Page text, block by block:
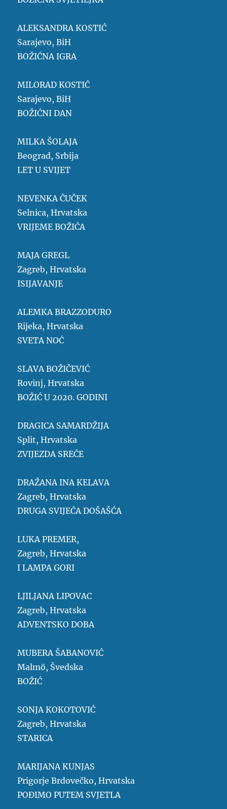
ALEKSANDRA KOSTIĆ
Sarajevo, BiH
BOŽIĆNA IGRA
MILORAD KOSTIĆ
Sarajevo, BiH
BOŽIĆNI DAN
MILKA ŠOLAJA
Beograd, Srbija
LET U SVIJET
NEVENKA ČUČEK
Selnica, Hrvatska
VRIJEME BOŽIĆA
MAJA GREGL
Zagreb, Hrvatska
ISIJAVANJE
ALEMKA BRAZZODURO
Rijeka, Hrvatska
SVETA NOĆ
SLAVA BOŽIČEVIĆ
Rovinj, Hrvatska
BOŽIĆ U 2020. GODINI
DRAGICA SAMARDŽIJA
Split, Hrvatska
ZVIJEZDA SREĆE
DRAŽANA INA KELAVA
Zagreb, Hrvatska
DRUGA SVIJEĆA DOŠAŠĆA
LUKA PREMER,
Zagreb, Hrvatska
I LAMPA GORI
LJILJANA LIPOVAC
Zagreb, Hrvatska
ADVENTSKO DOBA
MUBERA ŠABANOVIĆ
Malmö, Švedska
BOŽIĆ
SONJA KOKOTOVIĆ
Zagreb, Hrvatska
STARICA
MARIJANA KUNJAS
Prigorje Brdovečko, Hrvatska
POĐIMO PUTEM SVJETLA